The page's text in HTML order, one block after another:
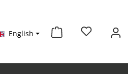
English